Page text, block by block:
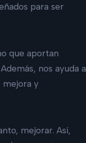
para ser
que aportan
nos ayuda a
mejora y
mejorar. Así,